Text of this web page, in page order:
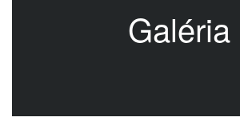
Galéria